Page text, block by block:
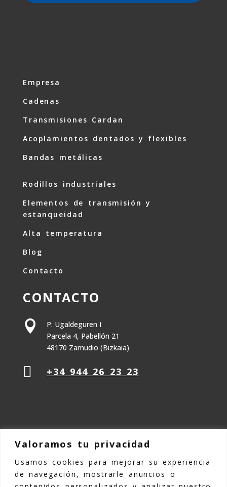
Valoramos tu privacidad
Usamos cookies para mejorar su experiencia
de navegación, mostrarle anuncios o
Empresa
Cadenas
Transmisiones Cardan
Acoplamientos dentados y flexibles
Bandas metálicas
Rodillos industriales
Elementos de transmisión y
estanqueidad
Alta temperatura
Blog
Contacto
CONTACTO

P. Ugaldeguren I
Parcela 4, Pabellón 21
48170 Zamudio (Bizkaia)
 +34 944 26 23 23
©Copyright 2025 Kemmen TPE |
legal | Política de Privacidad |